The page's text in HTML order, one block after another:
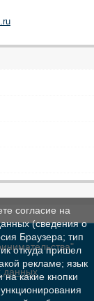
данных
согласие на
(сведения о
Браузера; тип
откуда пришел
рекламе; язык
какие кнопки